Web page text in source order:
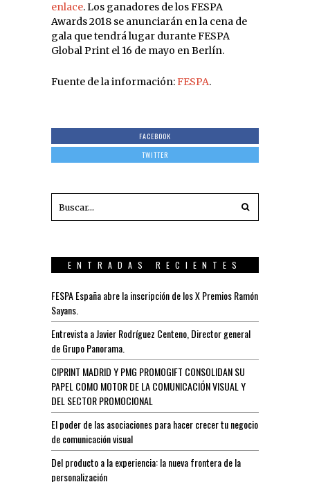
enlace. Los ganadores de los FESPA
Awards 2018 se anunciarán en la cena de
gala que tendrá lugar durante FESPA
Global Print el 16 de mayo en Berlín.
Fuente de la información:FESPA.
FACEBOOK
TWITTER
ENTRADAS RECIENTES
FESPA España abre la inscripción de los X Premios Ramón
Sayans.
Entrevista a Javier Rodríguez Centeno, Director general
de Grupo Panorama.
C!PRINT MADRID Y PMG PROMOGIFT CONSOLIDAN SU
PAPEL COMO MOTOR DE LA COMUNICACIÓN VISUAL Y
DEL SECTOR PROMOCIONAL
El poder de las asociaciones para hacer crecer tu negocio
de comunicación visual
Del producto a la experiencia: la nueva frontera de la
personalización